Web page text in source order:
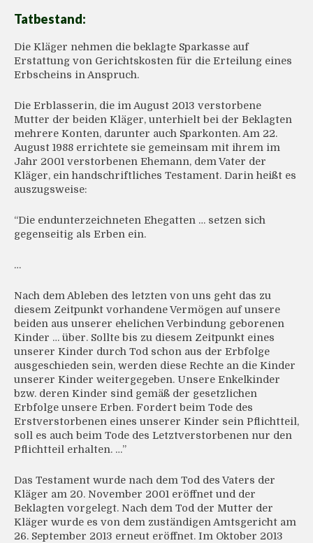
Tatbestand:
Die Kläger nehmen die beklagte Sparkasse auf
Erstattung von Gerichtskosten für die Erteilung eines
Erbscheins in Anspruch.
Die Erblasserin, die im August 2013 verstorbene
Mutter der beiden Kläger, unterhielt bei der Beklagten
mehrere Konten, darunter auch Sparkonten. Am 22.
August 1988 errichtete sie gemeinsam mit ihrem im
Jahr 2001 verstorbenen Ehemann, dem Vater der
Kläger, ein handschriftliches Testament. Darin heißt es
auszugsweise:
“Die endunterzeichneten Ehegatten … setzen sich
gegenseitig als Erben ein.
…
Nach dem Ableben des letzten von uns geht das zu
diesem Zeitpunkt vorhandene Vermögen auf unsere
beiden aus unserer ehelichen Verbindung geborenen
Kinder … über. Sollte bis zu diesem Zeitpunkt eines
unserer Kinder durch Tod schon aus der Erbfolge
ausgeschieden sein, werden diese Rechte an die Kinder
unserer Kinder weitergegeben. Unsere Enkelkinder
bzw. deren Kinder sind gemäß der gesetzlichen
Erbfolge unsere Erben. Fordert beim Tode des
Erstverstorbenen eines unserer Kinder sein Pflichtteil,
soll es auch beim Tode des Letztverstorbenen nur den
Pflichtteil erhalten. …”
Das Testament wurde nach dem Tod des Vaters der
Kläger am 20. November 2001 eröffnet und der
Beklagten vorgelegt. Nach dem Tod der Mutter der
Kläger wurde es von dem zuständigen Amtsgericht am
26. September 2013 erneut eröffnet. Im Oktober 2013